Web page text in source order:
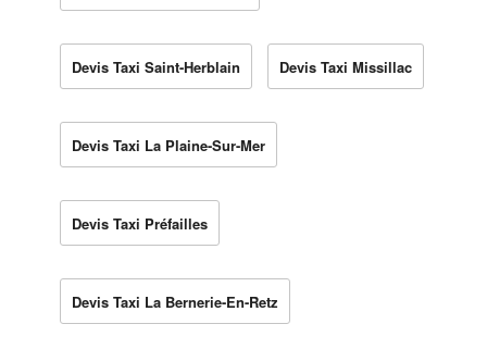
Devis Taxi Saint-Herblain Devis Taxi Missillac
Devis Taxi La Plaine-Sur-Mer
Devis Taxi Préfailles
Devis Taxi La Bernerie-En-Retz